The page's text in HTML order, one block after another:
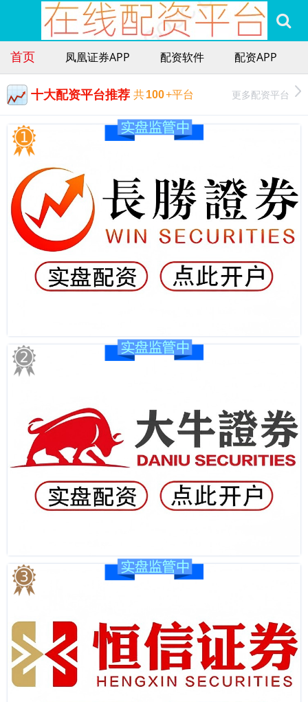
首页 凤凰证券APP 配资软件 配资APP
十大配资平台推荐 共100+平台 更多配资平台